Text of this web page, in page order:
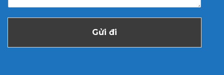
Gửi đi